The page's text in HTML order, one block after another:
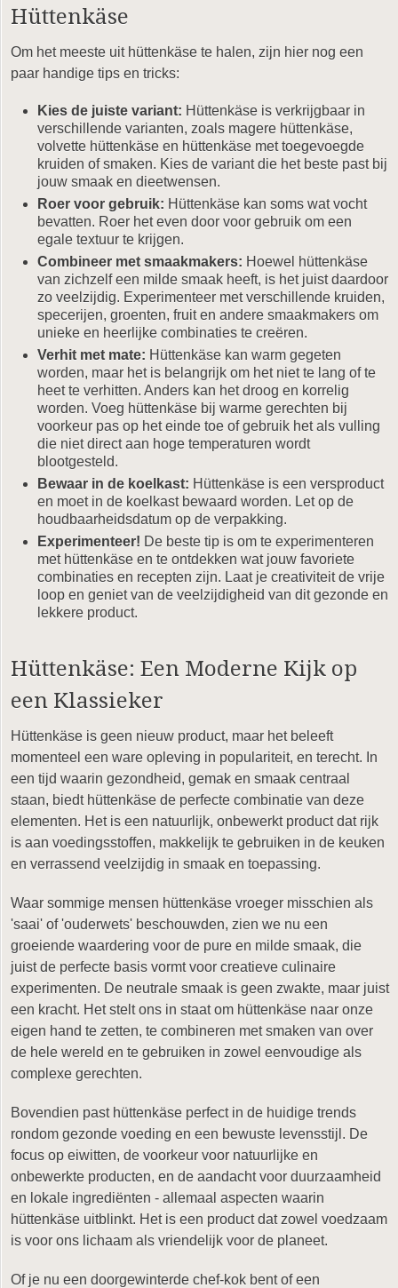
Hüttenkäse
Om het meeste uit hüttenkäse te halen, zijn hier nog een
paar handige tips en tricks:
Kies de juiste variant: Hüttenkäse is verkrijgbaar in
verschillende varianten, zoals magere hüttenkäse,
volvette hüttenkäse en hüttenkäse met toegevoegde
kruiden of smaken. Kies de variant die het beste past bij
jouw smaak en dieetwensen.
Roer voor gebruik: Hüttenkäse kan soms wat vocht
bevatten. Roer het even door voor gebruik om een
egale textuur te krijgen.
Combineer met smaakmakers: Hoewel hüttenkäse
van zichzelf een milde smaak heeft, is het juist daardoor
zo veelzijdig. Experimenteer met verschillende kruiden,
specerijen, groenten, fruit en andere smaakmakers om
unieke en heerlijke combinaties te creëren.
Verhit met mate: Hüttenkäse kan warm gegeten
worden, maar het is belangrijk om het niet te lang of te
heet te verhitten. Anders kan het droog en korrelig
worden. Voeg hüttenkäse bij warme gerechten bij
voorkeur pas op het einde toe of gebruik het als vulling
die niet direct aan hoge temperaturen wordt
blootgesteld.
Bewaar in de koelkast: Hüttenkäse is een versproduct
en moet in de koelkast bewaard worden. Let op de
houdbaarheidsdatum op de verpakking.
Experimenteer! De beste tip is om te experimenteren
met hüttenkäse en te ontdekken wat jouw favoriete
combinaties en recepten zijn. Laat je creativiteit de vrije
loop en geniet van de veelzijdigheid van dit gezonde en
lekkere product.
Hüttenkäse: Een Moderne Kijk op
een Klassieker
Hüttenkäse is geen nieuw product, maar het beleeft
momenteel een ware opleving in populariteit, en terecht. In
een tijd waarin gezondheid, gemak en smaak centraal
staan, biedt hüttenkäse de perfecte combinatie van deze
elementen. Het is een natuurlijk, onbewerkt product dat rijk
is aan voedingsstoffen, makkelijk te gebruiken in de keuken
en verrassend veelzijdig in smaak en toepassing.
Waar sommige mensen hüttenkäse vroeger misschien als
'saai' of 'ouderwets' beschouwden, zien we nu een
groeiende waardering voor de pure en milde smaak, die
juist de perfecte basis vormt voor creatieve culinaire
experimenten. De neutrale smaak is geen zwakte, maar juist
een kracht. Het stelt ons in staat om hüttenkäse naar onze
eigen hand te zetten, te combineren met smaken van over
de hele wereld en te gebruiken in zowel eenvoudige als
complexe gerechten.
Bovendien past hüttenkäse perfect in de huidige trends
rondom gezonde voeding en een bewuste levensstijl. De
focus op eiwitten, de voorkeur voor natuurlijke en
onbewerkte producten, en de aandacht voor duurzaamheid
en lokale ingrediënten - allemaal aspecten waarin
hüttenkäse uitblinkt. Het is een product dat zowel voedzaam
is voor ons lichaam als vriendelijk voor de planeet.
Of je nu een doorgewinterde chef-kok bent of een